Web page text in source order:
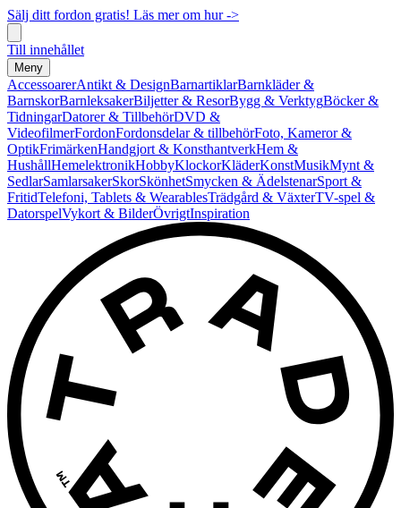
Sälj ditt fordon gratis! Läs mer om hur ->
Till innehållet
Meny
AccessoarerAntikt & DesignBarnartiklarBarnkläder &
BarnskorBarnleksakerBiljetter & ResorBygg & VerktygBöcker &
TidningarDatorer & TillbehörDVD &
VideofilmerFordonFordonsdelar & tillbehörFoto, Kameror &
OptikFrimärkenHandgjort & KonsthantverkHem &
HushållHemelektronikHobbyKlockorKläderKonstMusikMynt &
SedlarSamlarsakerSkorSkönhetSmycken & ÄdelstenarSport &
FritidTelefoni, Tablets & WearablesTrädgård & VäxterTV-spel &
DatorspelVykort & BilderÖvrigtInspiration